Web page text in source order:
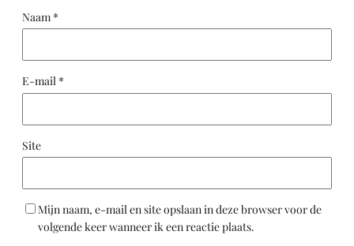
Naam *
E-mail *
Site
Mijn naam, e-mail en site opslaan in deze browser voor de
volgende keer wanneer ik een reactie plaats.